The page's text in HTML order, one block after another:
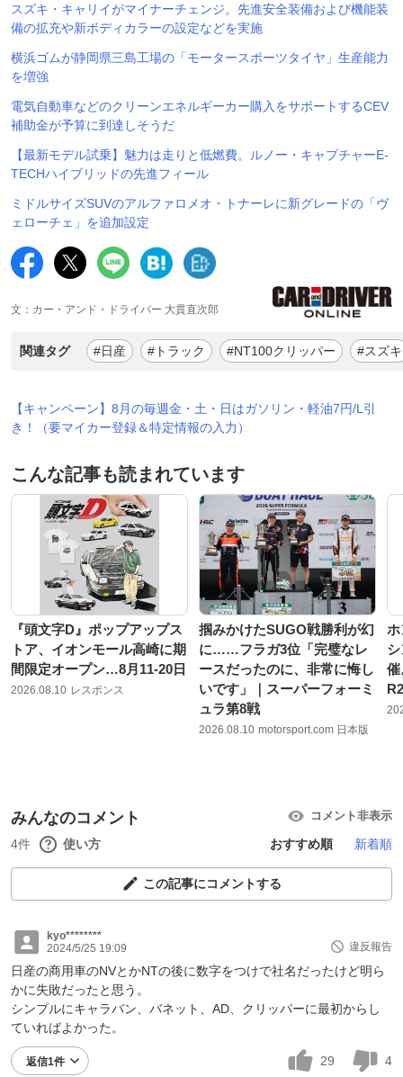
スズキ・キャリイがマイナーチェンジ。先進安全装備および機能装
備の拡充や新ボディカラーの設定などを実施
横浜ゴムが静岡県三島工場の「モータースポーツタイヤ」生産能力
を増強
電気自動車などのクリーンエネルギーカー購入をサポートするCEV
補助金が予算に到達しそうだ
【最新モデル試乗】魅力は走りと低燃費。ルノー・キャプチャーE-
TECHハイブリッドの先進フィール
ミドルサイズSUVのアルファロメオ・トナーレに新グレードの「ヴ
ェローチェ」を追加設定
文：カー・アンド・ドライバー 大貫直次郎
関連タグ #日産 #トラック #NT100クリッパー #スズキ
【キャンペーン】8月の毎週金・土・日はガソリン・軽油7円/L引
き！（要マイカー登録＆特定情報の入力）
こんな記事も読まれています
『頭文字D』ポップアップス
トア、イオンモール高崎に期
間限定オープン…8月11‐20日
2026.08.10 レスポンス
掴みかけたSUGO戦勝利が幻
に……フラガ3位「完璧なレ
ースだったのに、非常に悔し
いです」｜スーパーフォーミ
ュラ第8戦
2026.08.10 motorsport.com 日本版
ホ
みんなのコメント コメント非表示
4件 使い方 おすすめ順 新着順
この記事にコメントする
kyo********
2024/5/25 19:09
違反報告
日産の商用車のNVとかNTの後に数字をつけで社名だったけど明ら
かに失敗だったと思う。
シンプルにキャラバン、バネット、AD、クリッパーに最初からし
ていればよかった。
返信1件 29 4